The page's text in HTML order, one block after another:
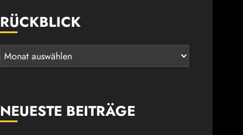
RÜCKBLICK
Rückblick
NEUESTE BEITRÄGE